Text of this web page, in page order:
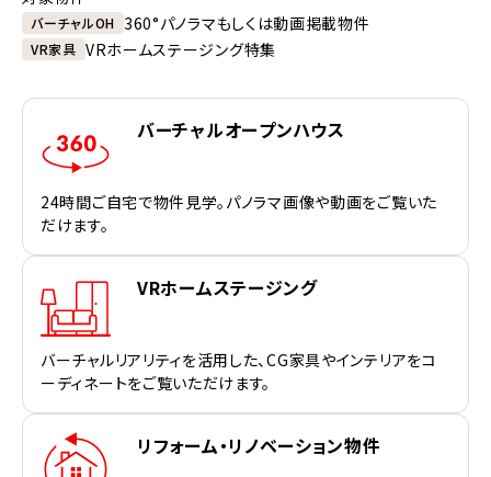
バーチャルOH 360°パノラマもしくは動画掲載物件
VR家具 VRホームステージング特集
バーチャルオープンハウス
24時間ご自宅で物件見学。パノラマ画像や動画をご覧いた
だけます。
VRホームステージング
バーチャルリアリティを活用した、CG家具やインテリアをコ
ーディネートをご覧いただけます。
リフォーム・リノベーション物件